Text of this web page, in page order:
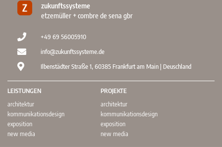
zukunftssysteme
etzemüller + combre de sena gbr
+49 69 56005910
info@zukunftssysteme.de
Ilbenstädter Straße 1, 60385 Frankfurt am Main | Deuschland
LEISTUNGEN
architektur
kommunikationsdesign
exposition
new media
PROJEKTE
architektur
kommunikationsdesign
exposition
new media